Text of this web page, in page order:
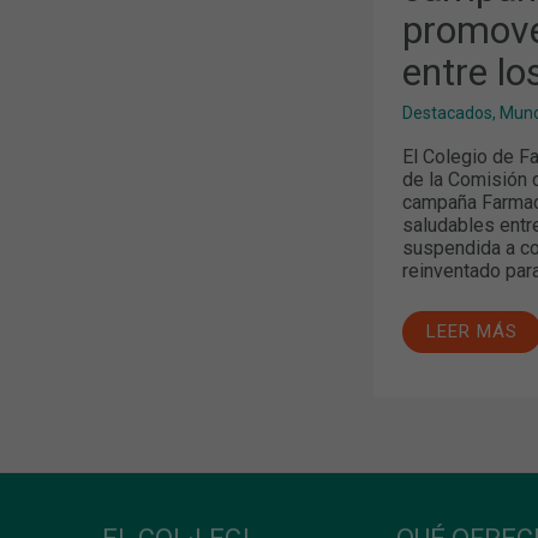
entre
Destacados,
El Colegio de
de la Comisión
campaña
saludables
suspendida a
reinventado
LOS
LEER MÁS